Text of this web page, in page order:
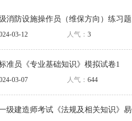
消防设施操作员（维保方向）练习题
03-12 人气： 3
准员《专业基础知识》模拟试卷1
03-07 人气： 644
级建造师考试《法规及相关知识》